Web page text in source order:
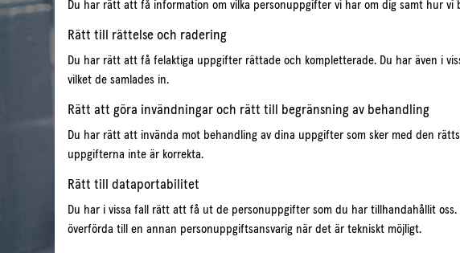
Du har rätt att få information om vilka personuppgifter vi har om dig samt hur
Rätt till rättelse och radering
Du har rätt att få felaktiga uppgifter rättade och kompletterade. Du har även i
vilket de samlades in.
Rätt att göra invändningar och rätt till begränsning av behandling
Du har rätt att invända mot behandling av dina uppgifter som sker med den
uppgifterna inte är korrekta.
Rätt till dataportabilitet
Du har i vissa fall rätt att få ut de personuppgifter som du har tillhandahållit
överförda till en annan personuppgiftsansvarig när det är tekniskt möjligt.
Logga In
Har du glömt bort ditt lösenord?